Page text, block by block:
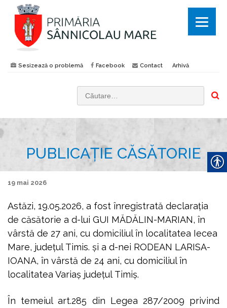
Sesizează o problemă Facebook Contact Arhivă
ă
:
PUBLICAȚIE CĂSĂTORIE
19 mai 2026
Astăzi, 19.05.2026, a fost înregistrată declaraţia
de căsătorie a d-lui GUI MĂDĂLIN-MARIAN, în
vârstă de 27 ani, cu domiciliul în localitatea Iecea
Mare, județul Timis. şi a d-nei RODEAN LARISA-
IOANA, în vârstă de 24 ani, cu domiciliul în
localitatea Variaș județul Timiș.
În temeiul art.285 din Legea 287/2009 privind